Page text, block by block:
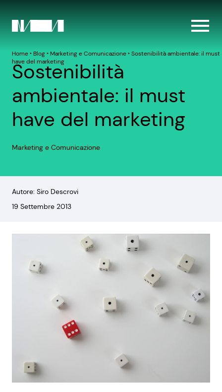
Home‣ Blog‣ Marketing e Comunicazione‣Sostenibilità ambientale: il must
have del marketing
Sostenibilità
ambientale: il must
have del marketing
Marketing e Comunicazione
Autore: Siro Descrovi
19 Settembre 2013